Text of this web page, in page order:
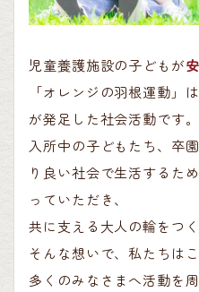
児童養護施設の子どもが
「オレンジの羽根運動」
が発足した社会活動です。
入所中の子どもたち、卒
り良い社会で生活するた
っていただき、
共に支える大人の輪をつ
そんな想いで、私たちは
多くのみなさまへ活動を